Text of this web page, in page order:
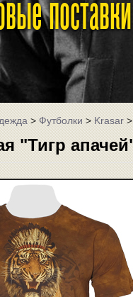
>Футболки>Krasar
"Тигр